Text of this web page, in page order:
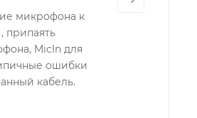
микрофона к
припаять
MicIn для
ошибки
кабель.